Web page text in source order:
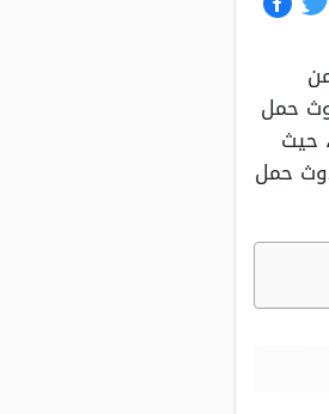
حمل
حيث
حمل